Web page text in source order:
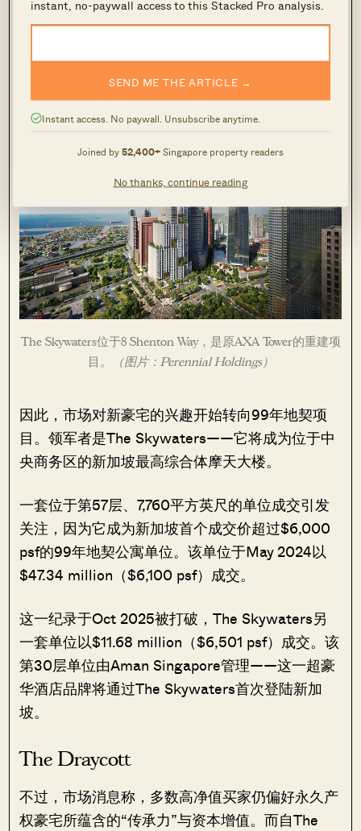
instant, no-paywall access to this Stacked Pro analysis.
SEND ME THE ARTICLE →
Instant access. No paywall. Unsubscribe anytime.
Joined by52,400+Singapore property readers
No thanks, continue reading
离场观望，待新的显赫项目推出后再度入市。不
下，老旧永久产权项目的集体出售愈发困难。
The Skywaters位于8 Shenton Way，是原AXA Tower的重建项
目。
（图片：Perennial Holdings）
因此，市场对新豪宅的兴趣开始转向99年地契项
目。领军者是The Skywaters——它将成为位于中
央商务区的新加坡最高综合体摩天大楼。
一套位于第57层、7,760平方英尺的单位成交引发
关注，因为它成为新加坡首个成交价超过$6,000
psf的99年地契公寓单位。该单位于May 2024以
$47.34 million（$6,100 psf）成交。
这一纪录于Oct 2025被打破，The Skywaters另
一套单位以$11.68 million（$6,501 psf）成交。该
第30层单位由Aman Singapore管理——这一超豪
华酒店品牌将通过The Skywaters首次登陆新加
坡。
The Draycott
不过，市场消息称，多数高净值买家仍偏好永久产
权豪宅所蕴含的“传承力”与资本增值。而自The